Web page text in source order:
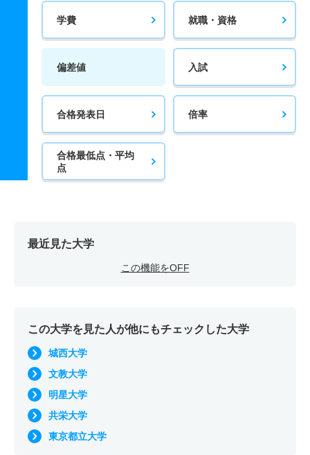
学費 就職・資格
偏差値 入試
合格発表日 倍率
合格最低点・平均
点
最近見た大学
この機能をOFF
この大学を見た人が他にもチェックした大学
城西大学
文教大学
明星大学
共栄大学
東京都立大学